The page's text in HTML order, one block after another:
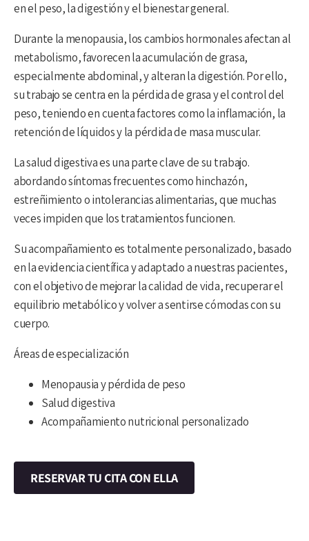
en el peso, la digestión y el bienestar general.
Durante la menopausia, los cambios hormonales afectan al
metabolismo, favorecen la acumulación de grasa,
especialmente abdominal, y alteran la digestión. Por ello,
su trabajo se centra en la pérdida de grasa y el control del
peso, teniendo en cuenta factores como la inflamación, la
retención de líquidos y la pérdida de masa muscular.
La salud digestiva es una parte clave de su trabajo.
abordando síntomas frecuentes como hinchazón,
estreñimiento o intolerancias alimentarias, que muchas
veces impiden que los tratamientos funcionen.
Su acompañamiento es totalmente personalizado, basado
en la evidencia científica y adaptado a nuestras pacientes,
con el objetivo de mejorar la calidad de vida, recuperar el
equilibrio metabólico y volver a sentirse cómodas con su
cuerpo.
Áreas de especialización
Menopausia y pérdida de peso
Salud digestiva
Acompañamiento nutricional personalizado
RESERVAR TU CITA CON ELLA